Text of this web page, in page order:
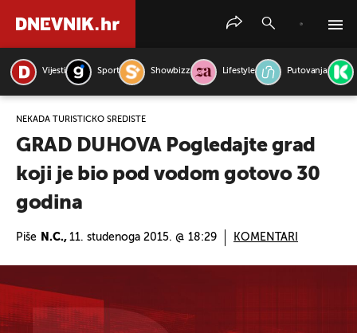
Vijesti Sport Showbizz Lifestyle Putovanja
NEKADA TURISTIČKO SREDIŠTE
GRAD DUHOVA Pogledajte grad
koji je bio pod vodom gotovo 30
godina
Piše N.C., 11. studenoga 2015. @ 18:29 KOMENTARI
PRETRAŽITE VIJESTI